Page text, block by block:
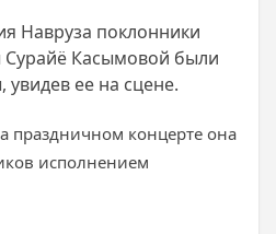
Навруза поклонники
Сурайё Касымовой были
ее на сцене.
праздничном концерте она
исполнением